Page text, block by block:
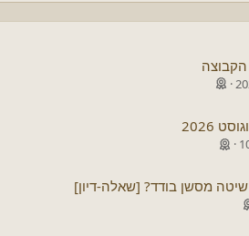
2026
מסשן בודד? [שאלה-דיון]